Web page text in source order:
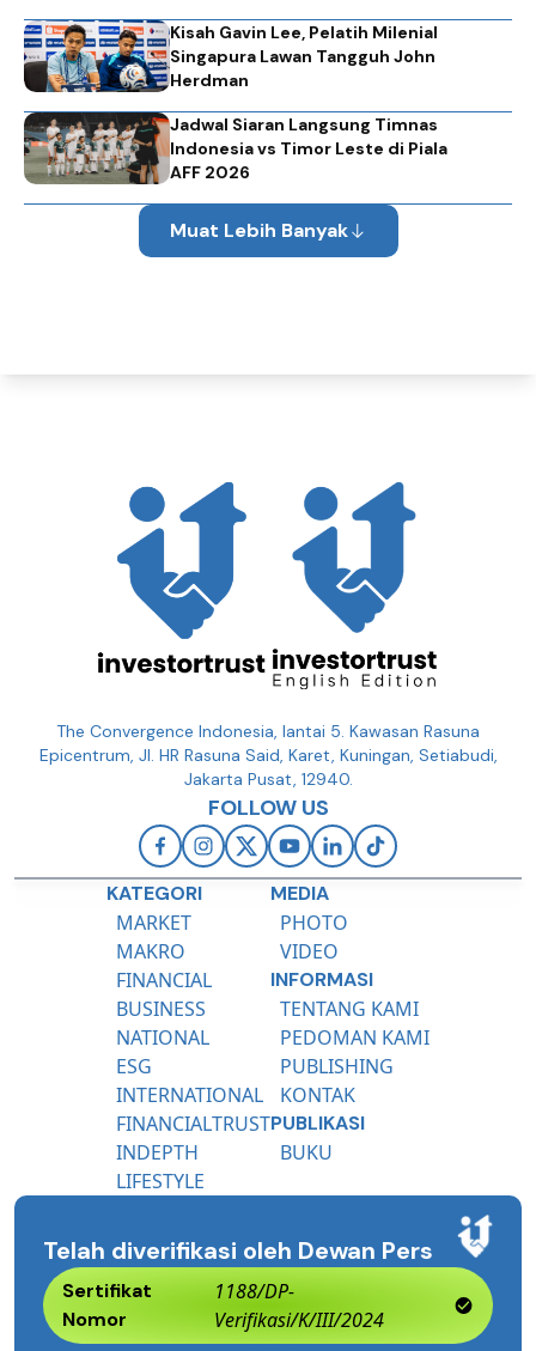
Kisah Gavin Lee, Pelatih Milenial
Singapura Lawan Tangguh John
Herdman
Jadwal Siaran Langsung Timnas
Indonesia vs Timor Leste di Piala
AFF 2026
Muat Lebih Banyak
The Convergence Indonesia, lantai 5. Kawasan Rasuna
Epicentrum, Jl. HR Rasuna Said, Karet, Kuningan, Setiabudi,
Jakarta Pusat, 12940.
FOLLOW US
KATEGORI
MARKET
MAKRO
FINANCIAL
BUSINESS
NATIONAL
ESG
INTERNATIONAL
FINANCIALTRUST
INDEPTH
LIFESTYLE
MEDIA
PHOTO
VIDEO
INFORMASI
TENTANG KAMI
PEDOMAN KAMI
PUBLISHING
KONTAK
PUBLIKASI
BUKU
Telah diverifikasi oleh Dewan Pers
Sertifikat
Nomor
1188/DP-
Verifikasi/K/III/2024